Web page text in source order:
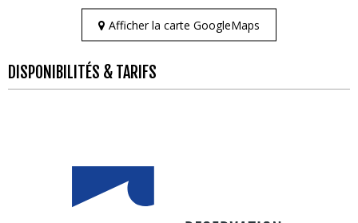
Afficher la carte GoogleMaps
DISPONIBILITÉS & TARIFS